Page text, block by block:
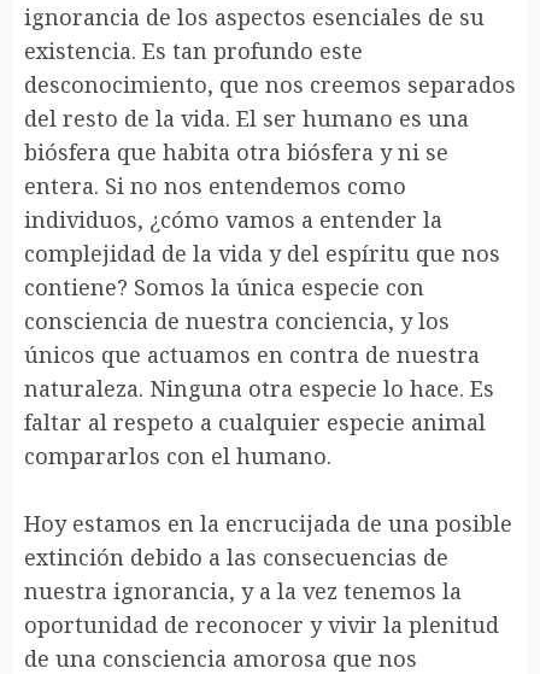
ignorancia de los aspectos esenciales de su
existencia. Es tan profundo este
desconocimiento, que nos creemos separados
del resto de la vida. El ser humano es una
biósfera que habita otra biósfera y ni se
entera. Si no nos entendemos como
individuos, ¿cómo vamos a entender la
complejidad de la vida y del espíritu que nos
contiene? Somos la única especie con
consciencia de nuestra conciencia, y los
únicos que actuamos en contra de nuestra
naturaleza. Ninguna otra especie lo hace. Es
faltar al respeto a cualquier especie animal
compararlos con el humano.
Hoy estamos en la encrucijada de una posible
extinción debido a las consecuencias de
nuestra ignorancia, y a la vez tenemos la
oportunidad de reconocer y vivir la plenitud
de una consciencia amorosa que nos